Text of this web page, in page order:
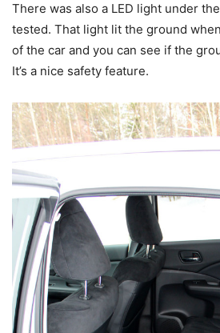
There was also a LED light under
tested. That light lit the ground
of the car and you can see if the
It’s a nice safety feature.